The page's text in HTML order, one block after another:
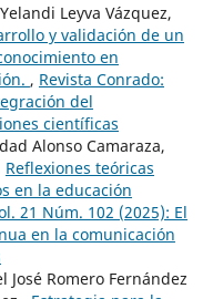
Leyva Vázquez,
y validación de un
en
, Revista Conrado:
del
científicas
Alonso Camaraza,
Reflexiones teóricas
en la educación
21 Núm. 102 (2025): El
en la comunicación
Romero Fernández